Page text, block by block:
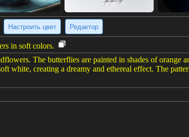
Настроить цвет Редактор
in soft colors.
The butterflies are painted in shades of orange
white, creating a dreamy and ethereal effect. The